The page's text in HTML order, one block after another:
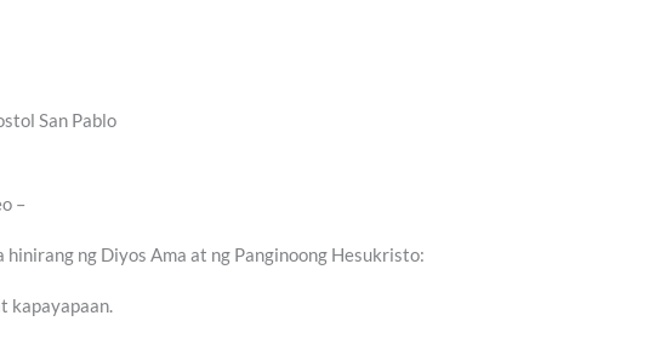
San Pablo
–
hinirang ng Diyos Ama at ng Panginoong Hesukristo:
kapayapaan.